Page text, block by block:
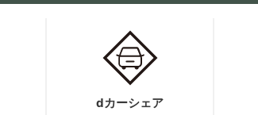
dカーシェア